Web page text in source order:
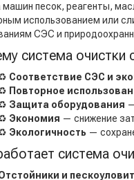
песок, реагенты,
использованием или
СЭС и
система очистки
Соответствие СЭС и
Повторное
Защита оборудования
Экономия — снижение
Экологичность —
система
и